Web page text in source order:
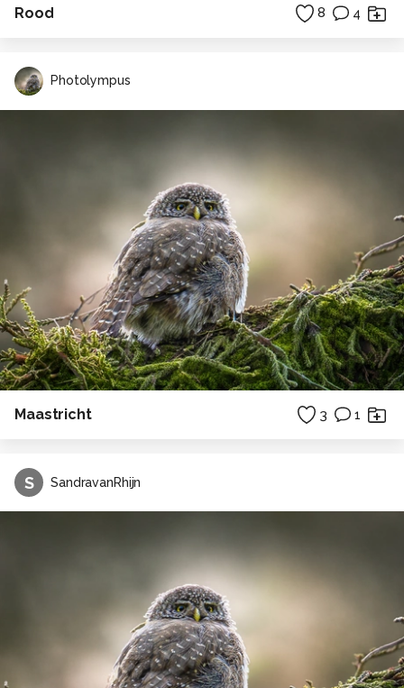
Rood 8 4
Photolympus
Maastricht 3 1
S SandravanRhijn